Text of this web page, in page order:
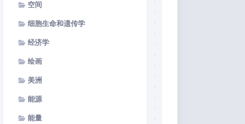
空间
细胞生命和遗传学
经济学
绘画
美洲
能源
能量